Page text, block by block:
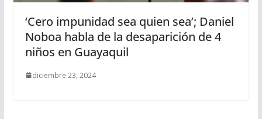
‘Cero impunidad sea quien sea’; Daniel
Noboa habla de la desaparición de 4
niños en Guayaquil
diciembre 23, 2024